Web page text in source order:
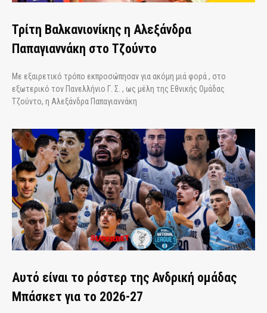
Τρίτη Βαλκανιονίκης η Αλεξάνδρα
Παπαγιαννάκη στο Τζούντο
Με εξαιρετικό τρόπο εκπροσώπησαν για ακόμη μιά φορά , στο
εξωτερικό τον Πανελλήνιο Γ. Σ. , ως μέλη της Εθνικής Ομάδας
Τζούντο, η Αλεξάνδρα Παπαγιαννάκη
Αυτό είναι το ρόστερ της Ανδρική ομάδας
Μπάσκετ για το 2026-27